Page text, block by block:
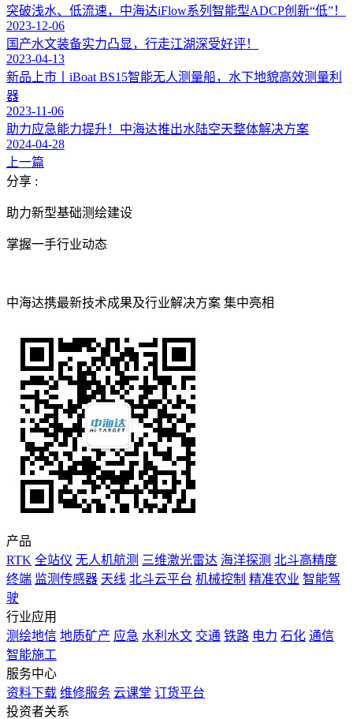
突破浅水、低流速，中海达iFlow系列智能型ADCP创新“低”！
2023-12-06
国产水文装备实力凸显，行走江湖深受好评！
2023-04-13
新品上市丨iBoat BS15智能无人测量船，水下地貌高效测量利
器
2023-11-06
助力应急能力提升！中海达推出水陆空天整体解决方案
2024-04-28
上一篇
分享 :
助力新型基础测绘建设
掌握一手行业动态
中海达携最新技术成果及行业解决方案 集中亮相
产品
RTK 全站仪 无人机航测 三维激光雷达 海洋探测 北斗高精度
终端 监测传感器 天线 北斗云平台 机械控制 精准农业 智能驾
驶
行业应用
测绘地信 地质矿产 应急 水利水文 交通 铁路 电力 石化 通信
智能施工
服务中心
资料下载 维修服务 云课堂 订货平台
投资者关系